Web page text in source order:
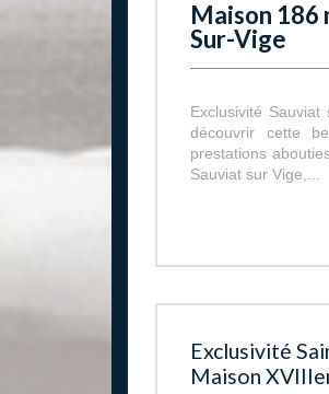
Maison 186
Sur-Vige
Exclusivité
découvrir cette
prestations
Sauviat sur Vige,...
Exclusivité
Maison